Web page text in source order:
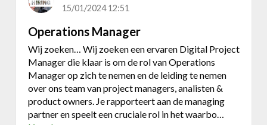
15/01/2024 12:51
Operations Manager
Wij zoeken… Wij zoeken een ervaren Digital Project
Manager die klaar is om de rol van Operations
Manager op zich te nemen en de leiding te nemen
over ons team van project managers, analisten &
product owners. Je rapporteert aan de managing
partner en speelt een cruciale rol in het waarbo…